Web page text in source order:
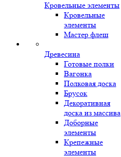
Кровельные элементы
Кровельные
элементы
Мастер флеш
Древесина
Готовые полки
Вагонка
Полковая доска
Брусок
Декоративная
доска из массива
Доборные
элементы
Крепежные
элементы